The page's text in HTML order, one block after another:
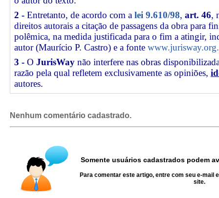
2 - Entretanto, de acordo com a lei 9.610/98, art. 46,
direitos autorais a citação de passagens da obra para
polêmica, na medida justificada para o fim a atingir,
autor (Maurício P. Castro) e a fonte
3 - O JurisWay não interfere nas obras
razão pela qual refletem exclusivamente as opiniões,
autores.
Nenhum comentário cadastrado.
Somente usuários cadastrados podem
Para comentar este artigo, entre com seu e-mail
site.